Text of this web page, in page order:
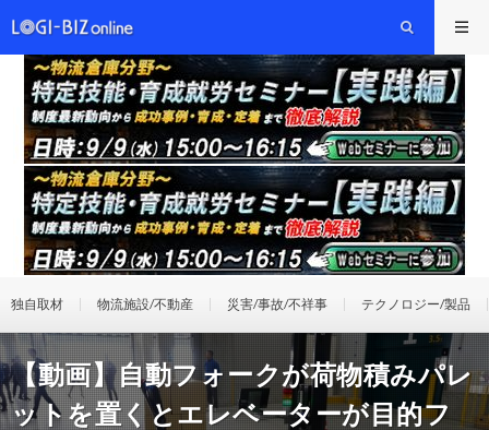
独自取材 物流施設/不動産 災害/事故/不祥事 テクノロジー/製品
【動画】自動フォークが荷物積みパレ
ットを置くとエレベーターが目的フ